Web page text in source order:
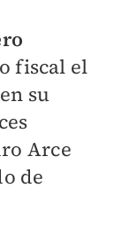
fiscal el
su
Arce
de